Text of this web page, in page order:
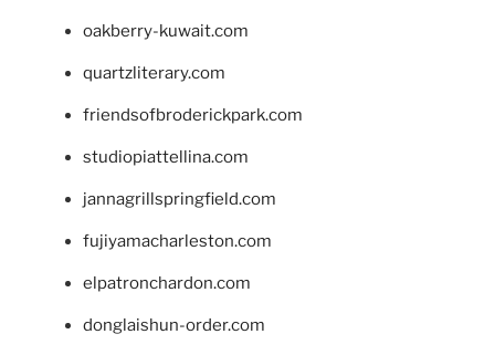
oakberry-kuwait.com
quartzliterary.com
friendsofbroderickpark.com
studiopiattellina.com
jannagrillspringfield.com
fujiyamacharleston.com
elpatronchardon.com
donglaishun-order.com